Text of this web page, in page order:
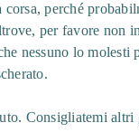
perché
per favore non
nessuno lo
Consigliatemi